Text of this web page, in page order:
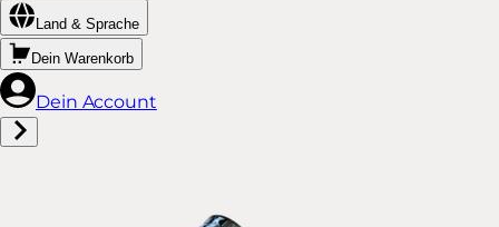
Land & Sprache
Dein Warenkorb
Dein Account